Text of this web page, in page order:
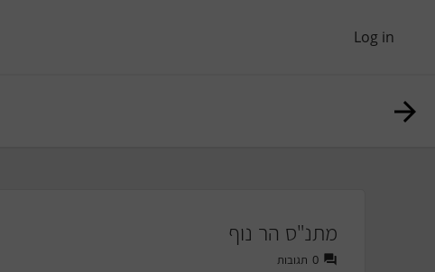
Log in
מתנ"ס הר נוף
0 תגובות